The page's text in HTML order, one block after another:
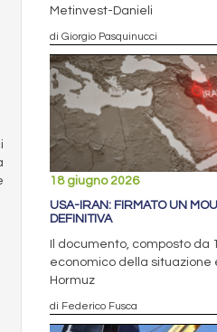
Metinvest-Danieli
di Giorgio Pasquinucci
18 giugno 2026
USA-IRAN: FIRMATO UN
DEFINITIVA
Il documento, composto da
economico della situazione
Hormuz
di Federico Fusca